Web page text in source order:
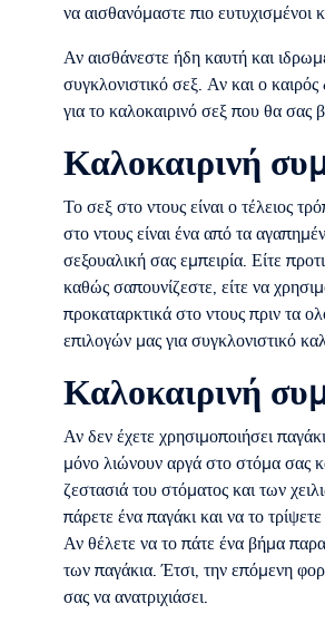
να αισθανόμαστε πιο ευτυχισμένοι
Αν αισθάνεστε ήδη καυτή και
συγκλονιστικό σεξ. Αν και ο
για το καλοκαιρινό σεξ που θα
Καλοκαιρινή
Το σεξ στο ντους είναι ο τέλειος
στο ντους είναι ένα από τα
σεξουαλική σας εμπειρία. Είτε
καθώς σαπουνίζεστε, είτε να
προκαταρκτικά στο ντους πριν τα
επιλογών μας για συγκλονιστικό
Καλοκαιρινή
Αν δεν έχετε χρησιμοποιήσει
μόνο λιώνουν αργά στο στόμα σας
ζεστασιά του στόματος και των
πάρετε ένα παγάκι και να το
Αν θέλετε να το πάτε ένα βήμα
των παγάκια. Έτσι, την επόμενη
σας να ανατριχιάσει.